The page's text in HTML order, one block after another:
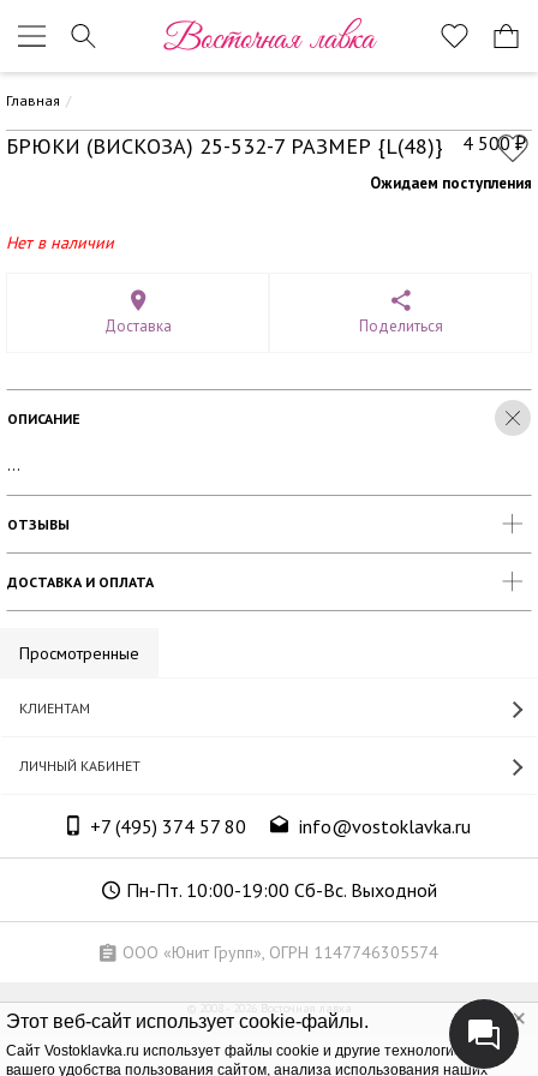
Этот веб-сайт использует cookie-файлы.
Cайт Vostoklavka.ru использует файлы cookie и другие технологии для
вашего удобства пользования сайтом, анализа использования наших
Восточная лавка
Главная
4 500₽
БРЮКИ (ВИСКОЗА) 25-532-7 РАЗМЕР {L(48)}
Ожидаем поступления
Нет в наличии
Доставка Поделиться
ОПИСАНИЕ
...
ОТЗЫВЫ
ДОСТАВКА И ОПЛАТА
Просмотренные
КЛИЕНТАМ
ЛИЧНЫЙ КАБИНЕТ
+7 (495) 374 57 80 info@vostoklavka.ru
Пн-Пт. 10:00-19:00 Сб-Вс. Выходной
ООО «Юнит Групп», ОГРН 1147746305574
© 2008 - 2026 Восточная лавка